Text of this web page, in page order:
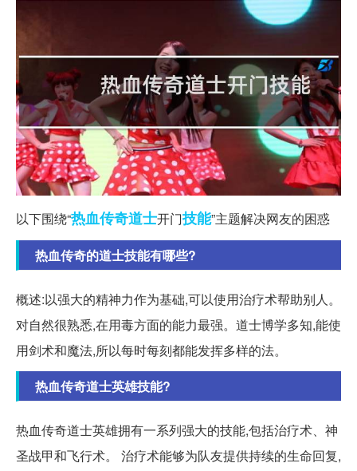
以下围绕“热血传奇道士开门技能”主题解决网友的困惑
热血传奇的道士技能有哪些?
概述:以强大的精神力作为基础,可以使用治疗术帮助别人。
对自然很熟悉,在用毒方面的能力最强。道士博学多知,能使
用剑术和魔法,所以每时每刻都能发挥多样的法。
热血传奇道士英雄技能?
热血传奇道士英雄拥有一系列强大的技能,包括治疗术、神
圣战甲和飞行术。 治疗术能够为队友提供持续的生命回复,